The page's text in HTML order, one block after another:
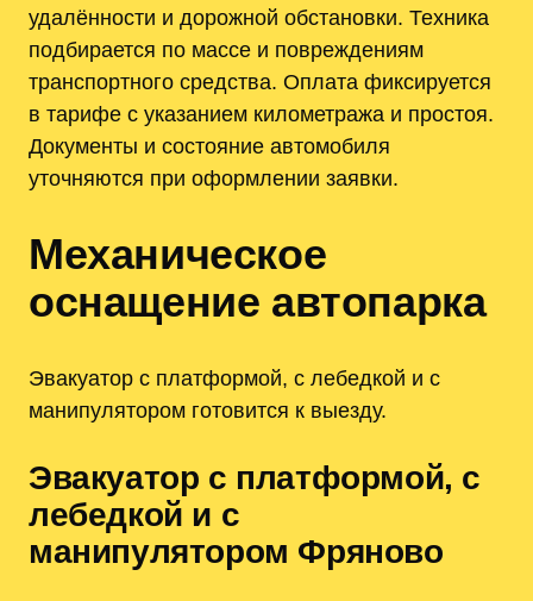
удалённости и дорожной обстановки. Техника
подбирается по массе и повреждениям
транспортного средства. Оплата фиксируется
в тарифе с указанием километража и простоя.
Документы и состояние автомобиля
уточняются при оформлении заявки.
Механическое
оснащение автопарка
Эвакуатор с платформой, с лебедкой и с
манипулятором готовится к выезду.
Эвакуатор с платформой, с
лебедкой и с
манипулятором Фряново